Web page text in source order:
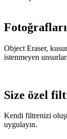
Object Eraser,
istenmeyen
Size özel
Kendi filtrenizi
uygulayın.